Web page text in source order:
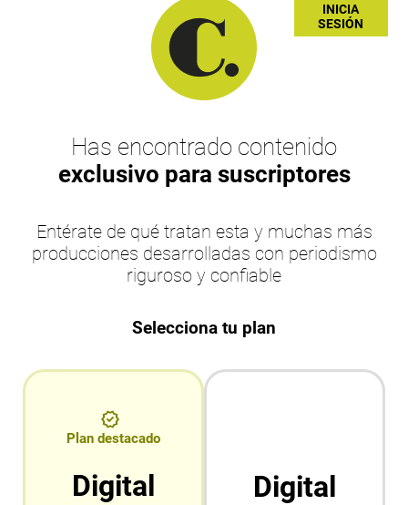
INICIA
SESIÓN
Has encontrado contenido
exclusivo para suscriptores
Entérate de qué tratan esta y muchas más
producciones desarrolladas con periodismo
riguroso y confiable
Selecciona tu plan
Plan destacado
Digital Digital